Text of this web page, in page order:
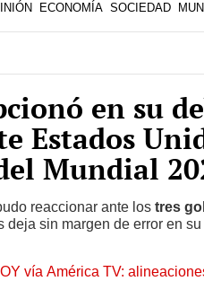
ECONOMÍA SOCIEDAD
en su
Estados
Mundial
reaccionar ante los tres
deja sin margen de error en su
vía América TV: